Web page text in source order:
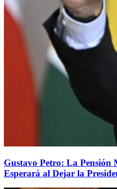
Gustavo Petro: La Pensión
Esperará al Dejar la